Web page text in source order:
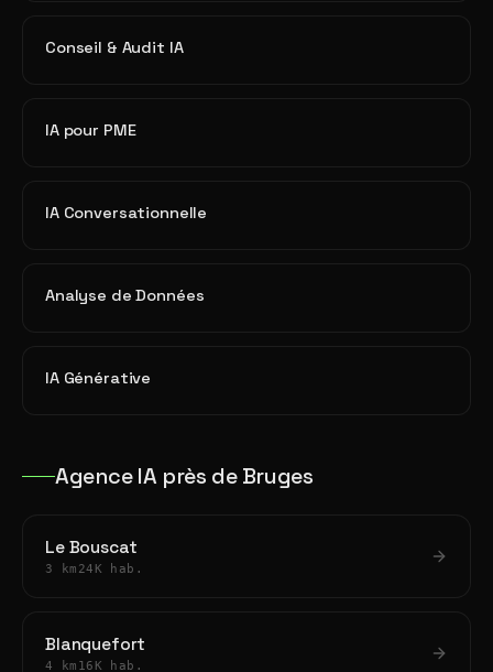
Conseil & Audit IA
IA pour PME
IA Conversationnelle
Analyse de Données
IA Générative
Agence IA près de Bruges
Le Bouscat
3 km 24K hab.
Blanquefort
4 km 16K hab.